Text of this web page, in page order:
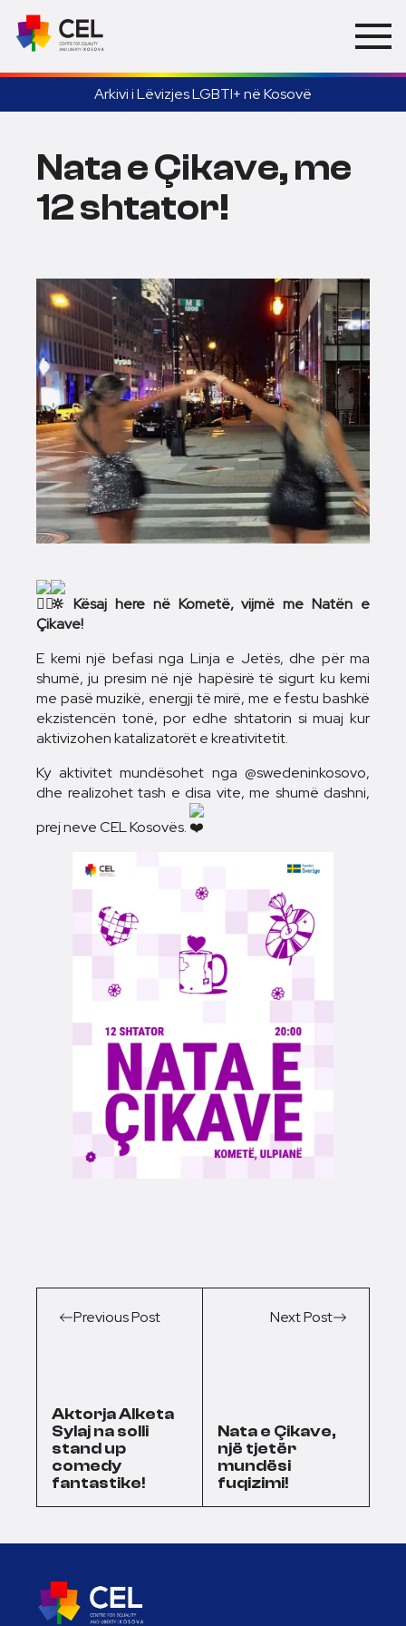
Arkivi i Lëvizjes LGBTI+ në Kosovë
Nata e Çikave, me
12 shtator!
Kësaj here në Kometë, vijmë me Natën e
Çikave!
E kemi një befasi nga Linja e Jetës, dhe për ma
shumë, ju presim në një hapësirë të sigurt ku kemi
me pasë muzikë, energji të mirë, me e festu bashkë
ekzistencën tonë, por edhe shtatorin si muaj kur
aktivizohen katalizatorët e kreativitetit.
Ky aktivitet mundësohet nga @swedeninkosovo,
dhe realizohet tash e disa vite, me shumë dashni,
prej neve CEL Kosovës.
Previous Post
Aktorja Alketa
Sylaj na solli
stand up
comedy
fantastike!
Next Post
Nata e Çikave,
një tjetër
mundësi
fuqizimi!